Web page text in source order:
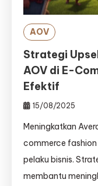
AOV
Strategi
AOV di E-
Efektif
15/08/2025
Meningkatkan
commerce
pelaku bisnis.
membantu